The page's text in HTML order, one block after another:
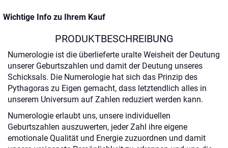
Wichtige Info zu Ihrem Kauf
PRODUKTBESCHREIBUNG
Numerologie ist die überlieferte uralte Weisheit der Deutung
unserer Geburtszahlen und damit der Deutung unseres
Schicksals. Die Numerologie hat sich das Prinzip des
Pythagoras zu Eigen gemacht, dass letztendlich alles in
unserem Universum auf Zahlen reduziert werden kann.
Numerologie erlaubt uns, unsere individuellen
Geburtszahlen auszuwerten, jeder Zahl ihre eigene
emotionale Qualität und Energie zuzuordnen und damit